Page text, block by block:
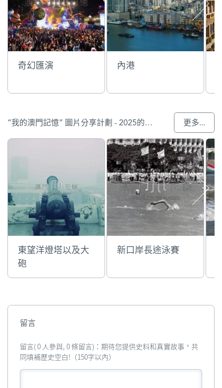
奇幻匯演 內港
“我的澳門記憶” 圖片分享計劃 - 2025的參與作品 更多...
東望洋燈塔以及大
砲
新口岸長途泳賽
留言
留言( 0 人參與, 0 條留言)：期待您提供史料和真實故事，共
同填補歷史空白!（150字以內）